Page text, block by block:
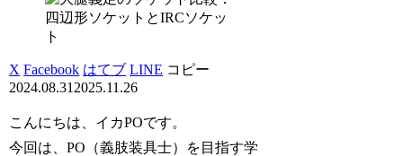
X Facebook はてブ LINE コピー
2024.08.31 2025.11.26
こんにちは、イカPOです。
今回は、PO（義肢装具士）を目指す学